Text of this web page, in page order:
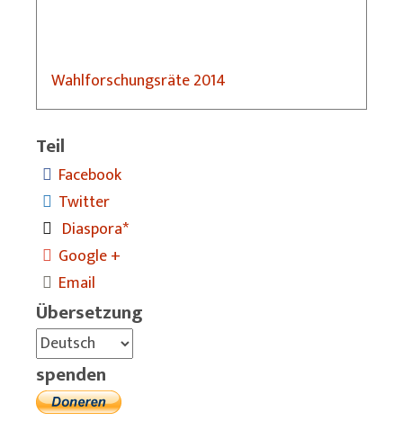
Wahlforschungsräte 2014
Teil
Facebook
Twitter
Diaspora*
Google +
Email
Übersetzung
spenden